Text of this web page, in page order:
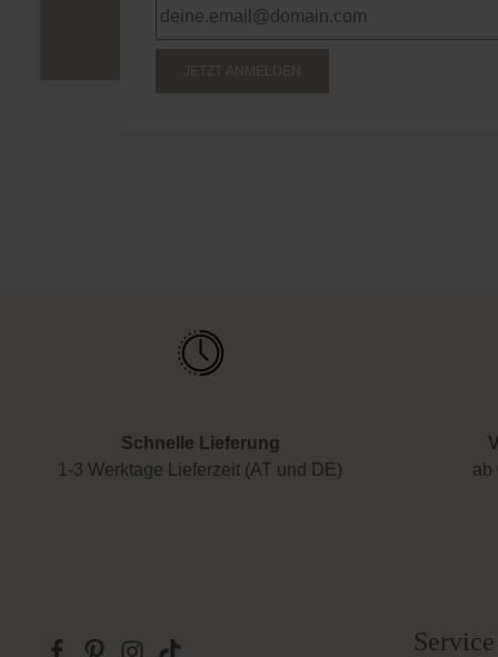
JETZT ANMELDEN
Schnelle Lieferung
1-3 Werktage Lieferzeit (AT und DE)
ab